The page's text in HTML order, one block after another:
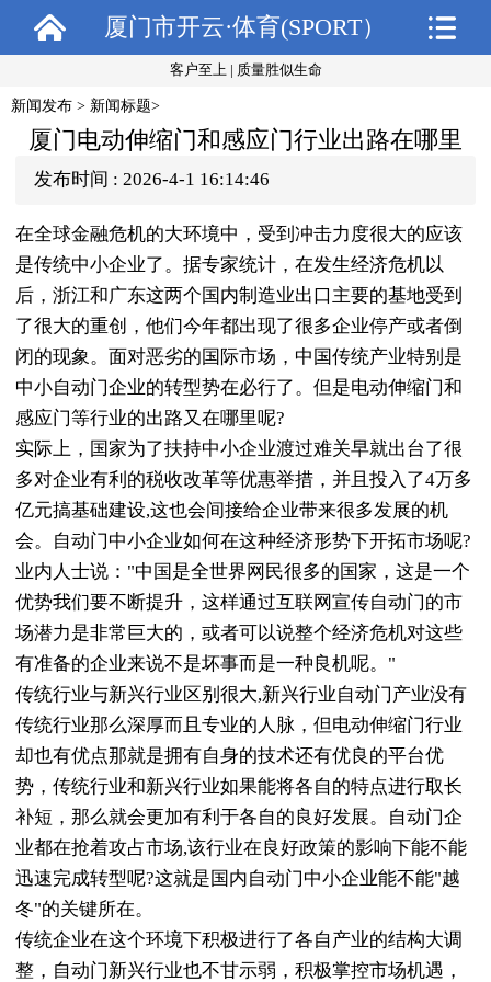
厦门市开云·体育(SPORT）
官方网站-kaiyun登录入口
客户至上 | 质量胜似生命
新闻发布 > 新闻标题>
厦门电动伸缩门和感应门行业出路在哪里
发布时间 : 2026-4-1 16:14:46
在全球金融危机的大环境中，受到冲击力度很大的应该
是传统中小企业了。据专家统计，在发生经济危机以
后，浙江和广东这两个国内制造业出口主要的基地受到
了很大的重创，他们今年都出现了很多企业停产或者倒
闭的现象。面对恶劣的国际市场，中国传统产业特别是
中小自动门企业的转型势在必行了。但是电动伸缩门和
感应门等行业的出路又在哪里呢?
实际上，国家为了扶持中小企业渡过难关早就出台了很
多对企业有利的税收改革等优惠举措，并且投入了4万多
亿元搞基础建设,这也会间接给企业带来很多发展的机
会。自动门中小企业如何在这种经济形势下开拓市场呢?
业内人士说："中国是全世界网民很多的国家，这是一个
优势我们要不断提升，这样通过互联网宣传自动门的市
场潜力是非常巨大的，或者可以说整个经济危机对这些
有准备的企业来说不是坏事而是一种良机呢。"
传统行业与新兴行业区别很大,新兴行业自动门产业没有
传统行业那么深厚而且专业的人脉，但电动伸缩门行业
却也有优点那就是拥有自身的技术还有优良的平台优
势，传统行业和新兴行业如果能将各自的特点进行取长
补短，那么就会更加有利于各自的良好发展。自动门企
业都在抢着攻占市场,该行业在良好政策的影响下能不能
迅速完成转型呢?这就是国内自动门中小企业能不能"越
冬"的关键所在。
传统企业在这个环境下积极进行了各自产业的结构大调
整，自动门新兴行业也不甘示弱，积极掌控市场机遇，